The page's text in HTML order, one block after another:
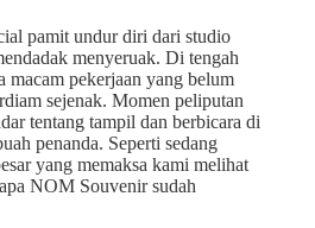
pamit undur diri dari studio
menyeruak. Di tengah
macam pekerjaan yang belum
sejenak. Momen peliputan
tentang tampil dan berbicara di
penanda. Seperti sedang
yang memaksa kami melihat
NOM Souvenir sudah